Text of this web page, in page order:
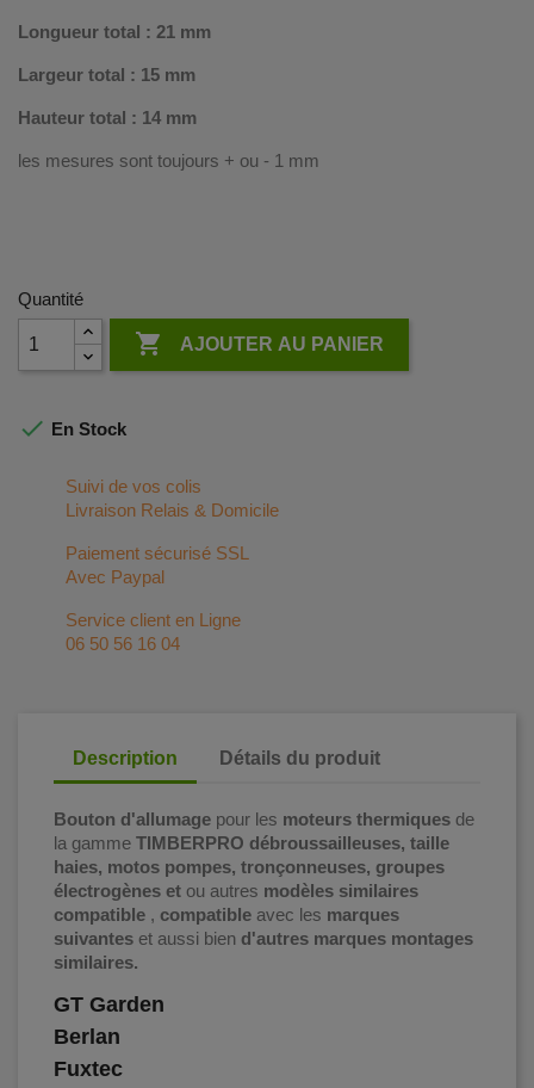
Longueur total : 21 mm
Largeur total : 15 mm
Hauteur total : 14 mm
les mesures sont toujours + ou - 1 mm
Quantité
 AJOUTER AU PANIER
 En Stock
Suivi de vos colis
Livraison Relais & Domicile
Paiement sécurisé SSL
Avec Paypal
Service client en Ligne
06 50 56 16 04
Description Détails du produit
Bouton d'allumage pour les moteurs thermiques de
la gamme TIMBERPRO débroussailleuses, taille
haies, motos pompes, tronçonneuses, groupes
électrogènes et ou autres modèles similaires
compatible , compatible avec les marques
suivantes et aussi bien d'autres marques montages
similaires.
GT Garden
Berlan
Fuxtec